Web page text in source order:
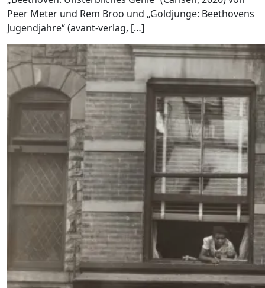
Peer Meter und Rem Broo und „Goldjunge: Beethovens
Jugendjahre“ (avant-verlag, […]